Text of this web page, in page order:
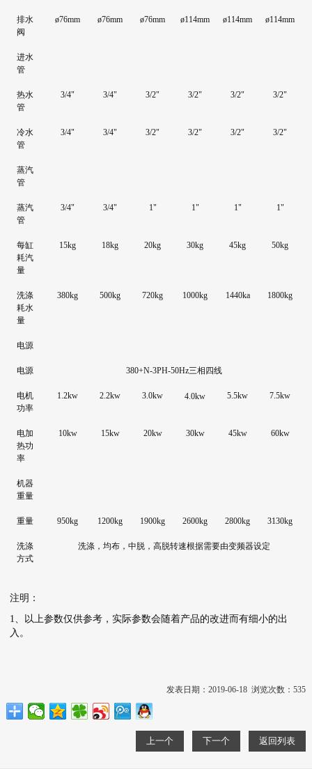
排水
阀
ø76mm ø76mm ø76mm ø114mm ø114mm ø114mm
进水
管
热水
管
3/4" 3/4" 3/2" 3/2" 3/2" 3/2"
冷水
管
3/4" 3/4" 3/2" 3/2" 3/2" 3/2"
蒸汽
管
蒸汽
管
3/4" 3/4" 1" 1" 1" 1"
每缸
耗汽
量
15kg 18kg 20kg 30kg 45kg 50kg
洗涤
耗水
量
380kg 500kg 720kg 1000kg 1440ka 1800kg
电源
电源 380+N-3PH-50Hz三相四线
电机
功率
1.2kw 2.2kw 3.0kw 4.0kw 5.5kw 7.5kw
电加
热功
率
10kw 15kw 20kw 30kw 45kw 60kw
机器
重量
重量 950kg 1200kg 1900kg 2600kg 2800kg 3130kg
洗涤
方式
洗涤，均布，中脱，高脱转速根据需要由变频器设定
注明：
1、以上参数仅供参考，实际参数会随着产品的改进而有细小的出
入。
发表日期：2019-06-18 浏览次数：535
上一个 下一个 返回列表